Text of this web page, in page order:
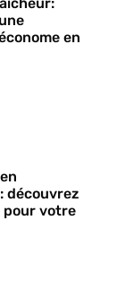
en
découvrez
pour votre